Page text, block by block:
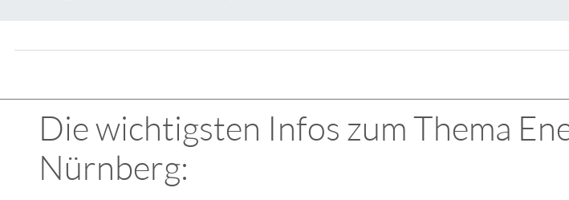
Die wichtigsten Infos zum Thema
Nürnberg: